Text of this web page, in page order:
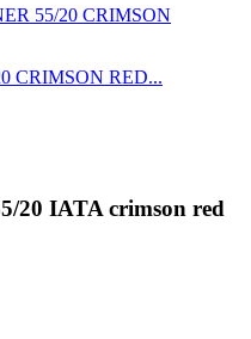
CRIMSON RED...
20 IATA crimson red